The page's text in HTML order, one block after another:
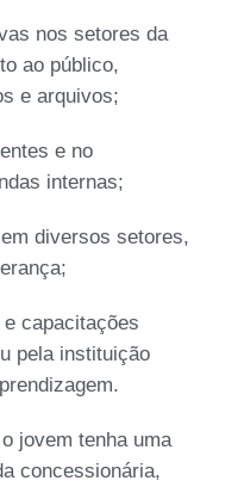
nos setores da
ao público,
e arquivos;
e no
internas;
diversos setores,
capacitações
pela instituição
jovem tenha uma
concessionária,